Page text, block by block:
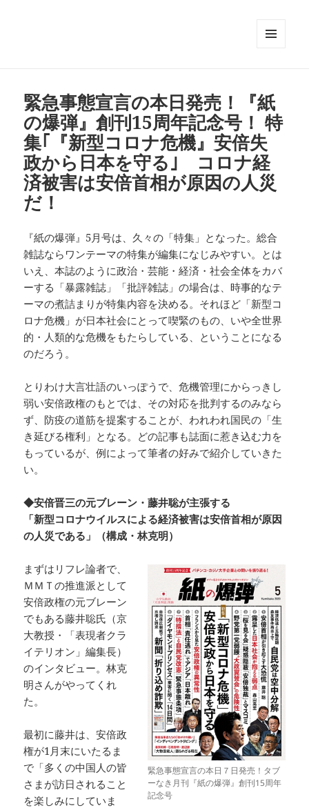
ット
緊急事態宣言の本日発売！『紙
の爆弾』創刊15周年記念号！ 特
集｢『新型コロナ危機』安倍失
政から日本を守る｣ コロナ経
済被害は安倍首相が原因の人災
だ！
『紙の爆弾』5月号は、久々の「特集」となった。総合
雑誌ならワンテーマの特集が編集になじみやすい。とは
いえ、本誌のように政治・芸能・経済・社会全体をカバ
ーする「暴露雑誌」「批評雑誌」の場合は、時事的なテ
ーマの煮詰まりが特集内容を決める。それほど「新型コ
ロナ危機」が日本社会にとって喫緊のもの、いや全世界
的・人類的な危機をもたらしている、ということになる
のだろう。
とりわけ大言壮語のいっぽうで、危機管理にからっきし
弱い安倍政権のもとでは、その対応を批判するのみなら
ず、防疫の道筋を提案することが、われわれ国民の「生
き延びる権利」となる。どの記事も誌面に惹き込む力を
もっているが、例によって筆者の好みで紹介していきた
い。
◆安倍晋三の元ブレーン・藤井聡が主張する
「新型コロナウイルスによる経済被害は安倍首相が原因
の人災である」（構成・林克明）
緊急事態宣言の本日７日発売！タブ
ーなき月刊『紙の爆弾』創刊15周年
記念号
まずはリフレ論者で、
ＭＭＴの推進派として
安倍政権の元ブレーン
でもある藤井聡氏（京
大教授・「表現者クラ
イテリオン」編集長）
のインタビュー。林克
明さんがやってくれ
た。
最初に藤井は、安倍政
権が1月末にいたるま
で「多くの中国人の皆
さまが訪日されること
を楽しみにしていま